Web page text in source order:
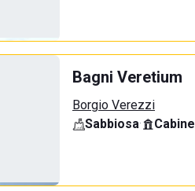
Bagni Veretium
Borgio Verezzi
Sabbiosa· Cabine